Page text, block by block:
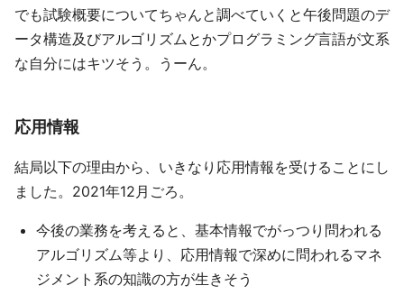
でも試験概要についてちゃんと調べていくと午後問題のデ
ータ構造及びアルゴリズムとかプログラミング言語が文系
な自分にはキツそう。うーん。
応用情報
結局以下の理由から、いきなり応用情報を受けることにし
ました。2021年12月ごろ。
今後の業務を考えると、基本情報でがっつり問われる
アルゴリズム等より、応用情報で深めに問われるマネ
ジメント系の知識の方が生きそう